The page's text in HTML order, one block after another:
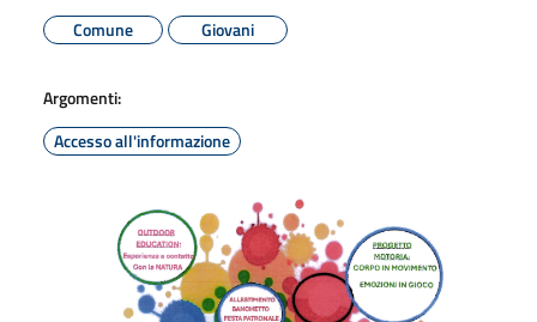
Comune
Giovani
Argomenti:
Accesso all'informazione